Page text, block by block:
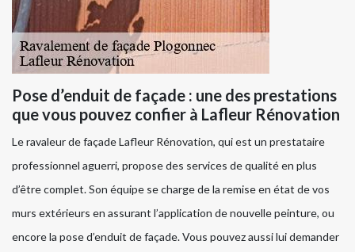
Pose d’enduit de façade : une des prestations
que vous pouvez confier à Lafleur Rénovation
Le ravaleur de façade Lafleur Rénovation, qui est un prestataire
professionnel aguerri, propose des services de qualité en plus
d’être complet. Son équipe se charge de la remise en état de vos
murs extérieurs en assurant l’application de nouvelle peinture, ou
encore la pose d’enduit de façade. Vous pouvez aussi lui demander